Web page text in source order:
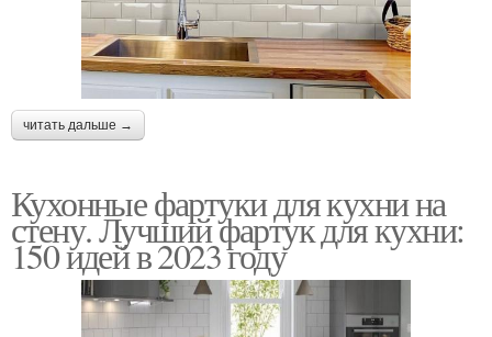
читать дальше →
Кухонные фартуки для кухни на
стену. Лучший фартук для кухни:
150 идей в 2023 году